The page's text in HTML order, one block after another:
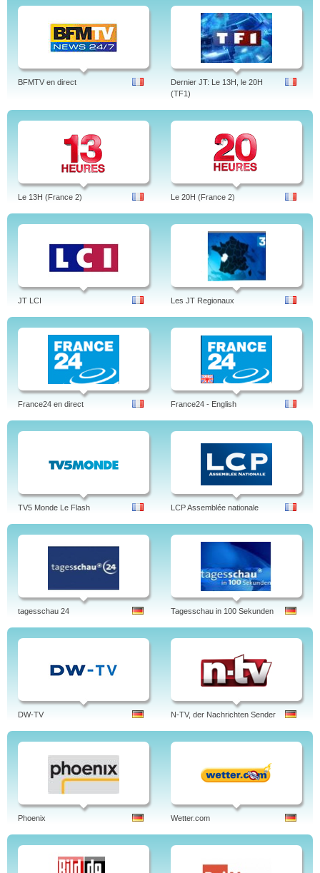
BFMTV en direct
Dernier JT: Le 13H, le 20H
(TF1)
Le 13H (France 2) Le 20H (France 2)
JT LCI Les JT Regionaux
France24 en direct France24 - English
TV5 Monde Le Flash LCP Assemblée nationale
tagesschau 24 Tagesschau in 100 Sekunden
DW-TV N-TV, der Nachrichten Sender
Phoenix Wetter.com